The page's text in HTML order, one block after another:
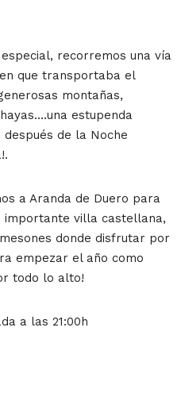
recorremos una vía
que transportaba el
montañas,
estupenda
de la Noche
a Aranda de Duero para
villa castellana,
donde disfrutar por
empezar el año como
todo lo alto!
a las 21:00h